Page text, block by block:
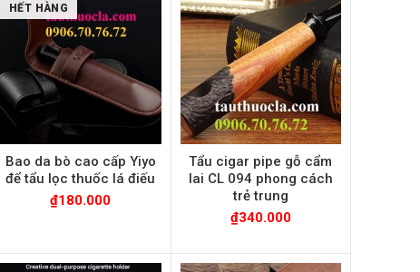
HẾT HÀNG
Bao da bò cao cấp Yiyo
để tẩu lọc thuốc lá điếu
₫180.000
Tẩu cigar pipe gỗ cẩm
lai CL 094 phong cách
trẻ trung
₫340.000